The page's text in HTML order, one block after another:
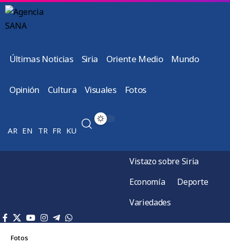
Últimas Noticias Siria Oriente Medio Mundo
Opinión Cultura Visuales Fotos
AR EN TR FR KU
Vistazo sobre Siria
Economía
Deporte
Variedades
Fotos